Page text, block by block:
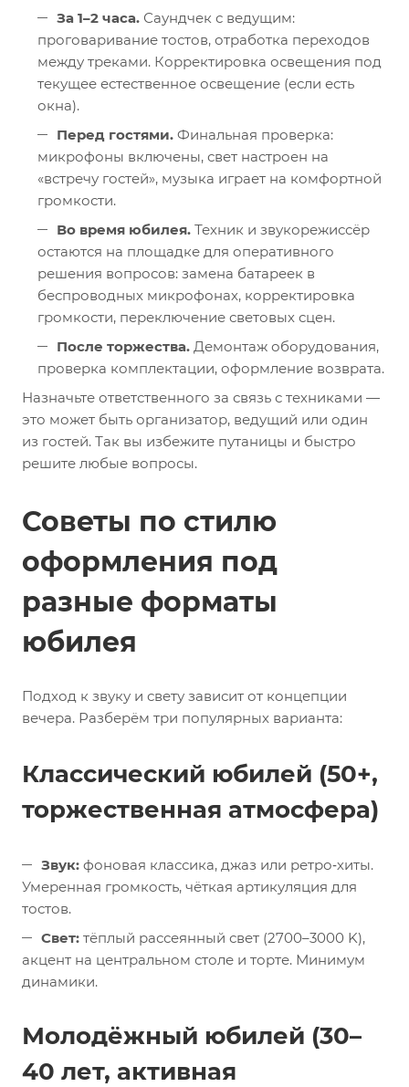
За 1–2 часа. Саундчек с ведущим:
проговаривание тостов, отработка переходов
между треками. Корректировка освещения под
текущее естественное освещение (если есть
окна).
Перед гостями. Финальная проверка:
микрофоны включены, свет настроен на
«встречу гостей», музыка играет на комфортной
громкости.
Во время юбилея. Техник и звукорежиссёр
остаются на площадке для оперативного
решения вопросов: замена батареек в
беспроводных микрофонах, корректировка
громкости, переключение световых сцен.
После торжества. Демонтаж оборудования,
проверка комплектации, оформление возврата.
Назначьте ответственного за связь с техниками —
это может быть организатор, ведущий или один
из гостей. Так вы избежите путаницы и быстро
решите любые вопросы.
Советы по стилю
оформления под
разные форматы
юбилея
Подход к звуку и свету зависит от концепции
вечера. Разберём три популярных варианта:
Классический юбилей (50+,
торжественная атмосфера)
Звук: фоновая классика, джаз или ретро‑хиты.
Умеренная громкость, чёткая артикуляция для
тостов.
Свет: тёплый рассеянный свет (2700–3000 K),
акцент на центральном столе и торте. Минимум
динамики.
Молодёжный юбилей (30–
40 лет, активная